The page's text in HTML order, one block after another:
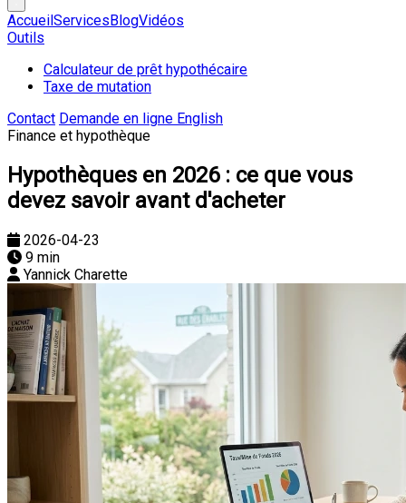
AccueilServicesBlogVidéos
Outils
Calculateur de prêt hypothécaire
Taxe de mutation
Contact Demande en ligne English
Finance et hypothèque
Hypothèques en 2026 : ce que vous
devez savoir avant d'acheter
2026-04-23
9 min
Yannick Charette